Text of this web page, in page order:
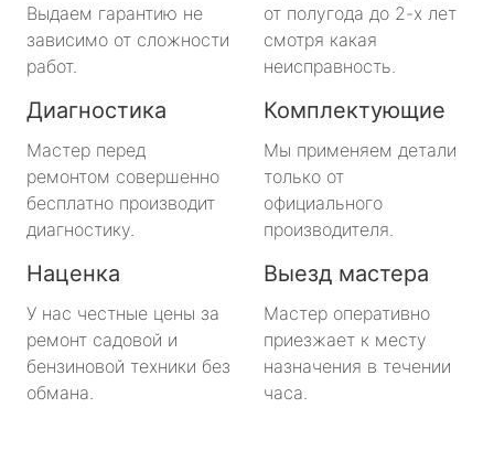
Выдаем гарантию не
зависимо от сложности
работ.
от полугода до 2-х лет
смотря какая
неисправность.
Диагностика
Мастер перед
ремонтом совершенно
бесплатно производит
диагностику.
Комплектующие
Мы применяем детали
только от
официального
производителя.
Наценка
У нас честные цены за
ремонт садовой и
бензиновой техники без
обмана.
Выезд мастера
Мастер оперативно
приезжает к месту
назначения в течении
часа.